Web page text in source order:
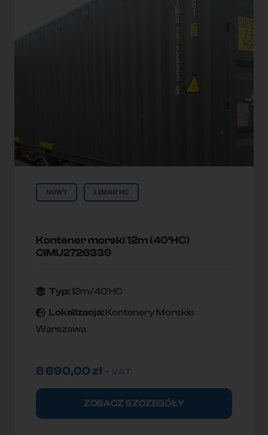
NOWY 12M/40'HC
Kontener morski 12m (40’HC)
CIMU2726339
Typ:12m/40'HC
Lokallzacja: Kontenery Morskie
Warszawa
8 690,00zł
ZOBACZ SZCZEGÓŁY